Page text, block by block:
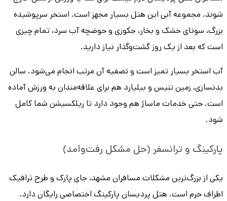
شوند. مجموعه آبی این هتل بسیار مجهز است. استخر سرپوشیده
بزرگ، سونای خشک و بخار، جکوزی و حوضچه آب سرد، تمام چیزی
است که بعد از یک روز گشت‌وگذار نیاز دارید.
آب استخر بسیار تمیز است و تصفیه آن مرتب انجام می‌شود. سالن
بدنسازی، زمین تنیس و بیلیارد هم برای علاقه‌مندان به ورزش آماده
است. حتی خدمات ماساژ هم وجود دارد تا ریلکسیشن شما کامل
شود.
پارکینگ و ترانسفر (حل مشکل رفت‌وآمد)
یکی از بزرگ‌ترین مشکلات مسافران مشهد، جای پارک و طرح ترافیک
اطراف حرم است. هتل پردیسان پارکینگ اختصاصی رایگان دارد.